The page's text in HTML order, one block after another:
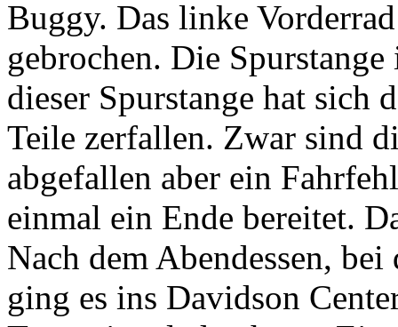
Buggy. Das linke
gebrochen. Die
dieser Spurstange hat sich
Teile zerfallen. Zwar sind
abgefallen aber ein
einmal ein Ende bereitet.
Nach dem Abendessen,
ging es ins Davidson